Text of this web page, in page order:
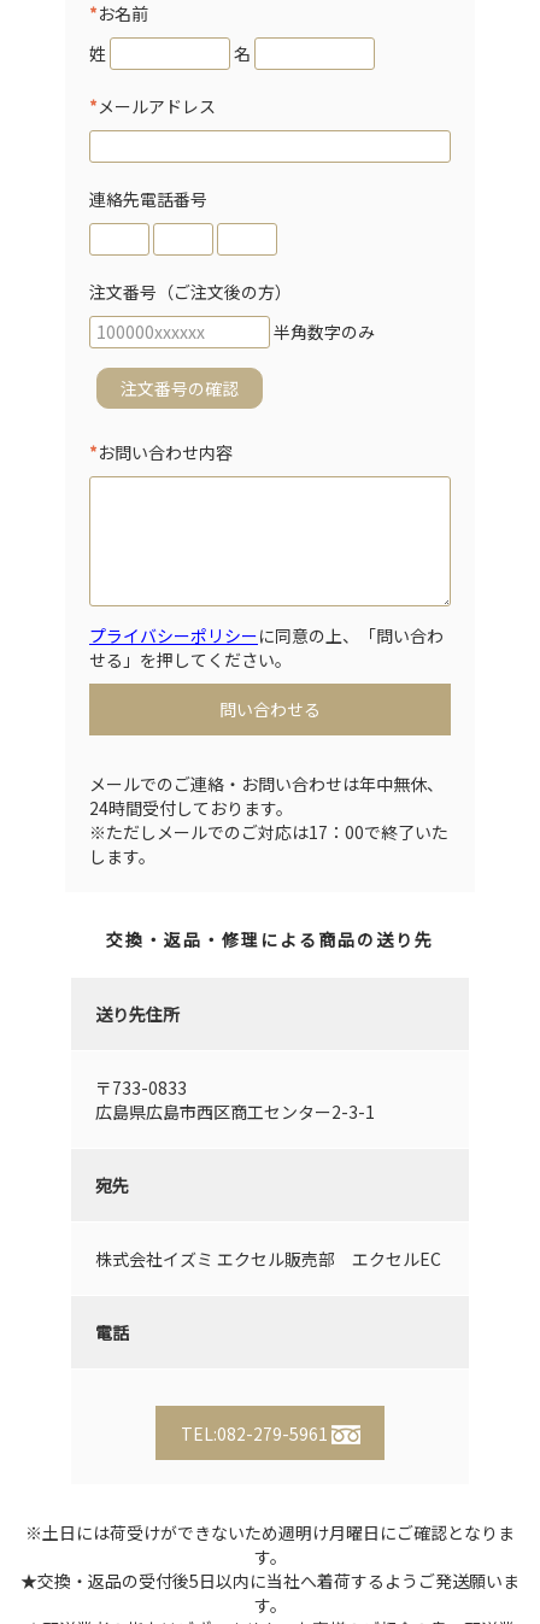
*お名前
姓
名
*メールアドレス
連絡先電話番号
注文番号（ご注文後の方）
半角数字のみ
注文番号の確認
*お問い合わせ内容
プライバシーポリシーに同意の上、「問い合わ
せる」を押してください。
メールでのご連絡・お問い合わせは年中無休、
24時間受付しております。
※ただしメールでのご対応は17：00で終了いた
します。
交換・返品・修理による商品の送り先
送り先住所
〒733-0833
広島県広島市西区商工センター2-3-1
宛先
株式会社イズミ エクセル販売部 エクセルEC
電話
TEL:082-279-5961
※土日には荷受けができないため週明け月曜日にご確認となりま
す。
★交換・返品の受付後5日以内に当社へ着荷するようご発送願いま
す。